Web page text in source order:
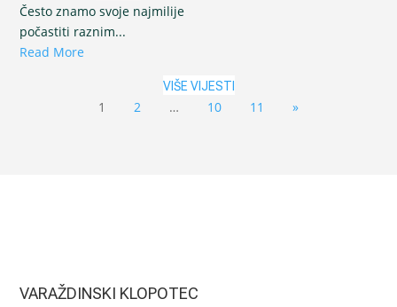
Često znamo svoje najmilije
počastiti raznim...
Read More
VIŠE VIJESTI
1 2 … 10 11 »
VARAŽDINSKI KLOPOTEC